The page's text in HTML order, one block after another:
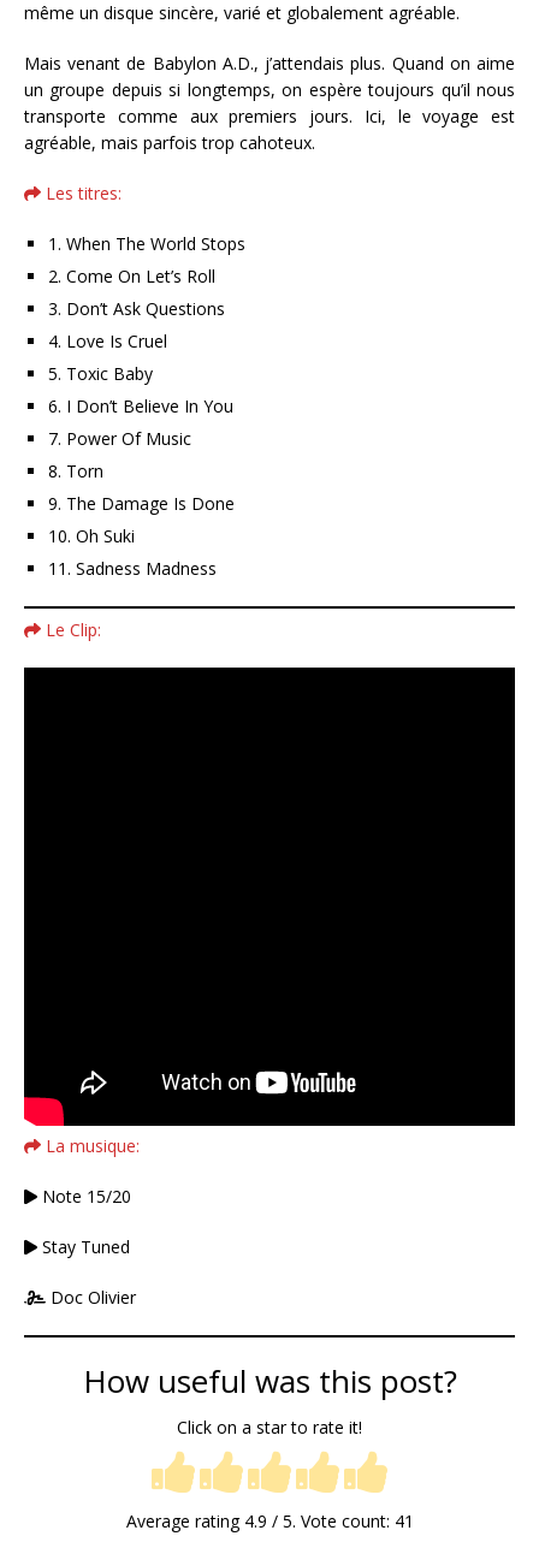
même un disque sincère, varié et globalement agréable.
Mais venant de Babylon A.D., j’attendais plus. Quand on aime
un groupe depuis si longtemps, on espère toujours qu’il nous
transporte comme aux premiers jours. Ici, le voyage est
agréable, mais parfois trop cahoteux.
Les titres:
1. When The World Stops
2. Come On Let’s Roll
3. Don’t Ask Questions
4. Love Is Cruel
5. Toxic Baby
6. I Don’t Believe In You
7. Power Of Music
8. Torn
9. The Damage Is Done
10. Oh Suki
11. Sadness Madness
Le Clip:
La musique:
Note 15/20
Stay Tuned
Doc Olivier
How useful was this post?
Click on a star to rate it!
Average rating 4.9 / 5. Vote count: 41